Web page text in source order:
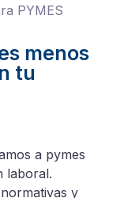
menos
tu
a pymes
laboral.
y